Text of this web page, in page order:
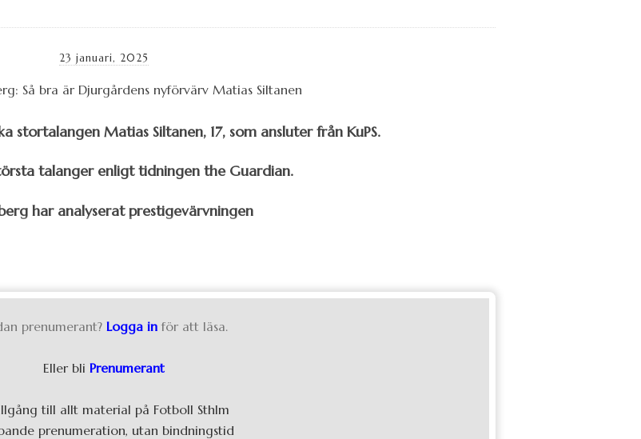
23 januari, 2025
Matias Siltanen, 17, som ansluter från KuPS.
talanger enligt tidningen the Guardian.
har analyserat prestigevärvningen
prenumerant? Logga in för att läsa.
Eller bli Prenumerant
till allt material på Fotboll Sthlm
prenumeration, utan bindningstid